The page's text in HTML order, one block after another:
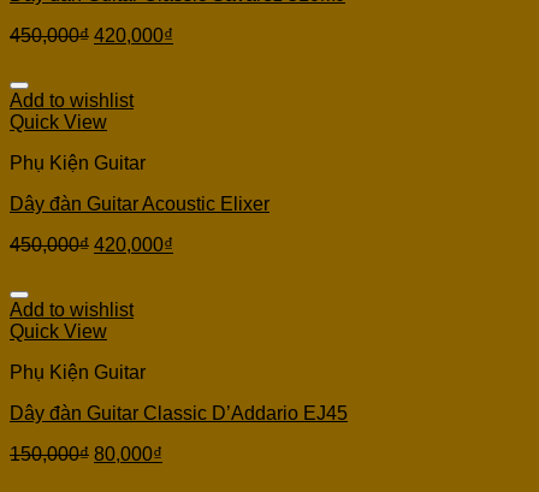
450,000₫ 420,000₫
Add to wishlist
Quick View
Phụ Kiện Guitar
Dây đàn Guitar Acoustic Elixer
450,000₫ 420,000₫
Add to wishlist
Quick View
Phụ Kiện Guitar
Dây đàn Guitar Classic D’Addario EJ45
150,000₫ 80,000₫